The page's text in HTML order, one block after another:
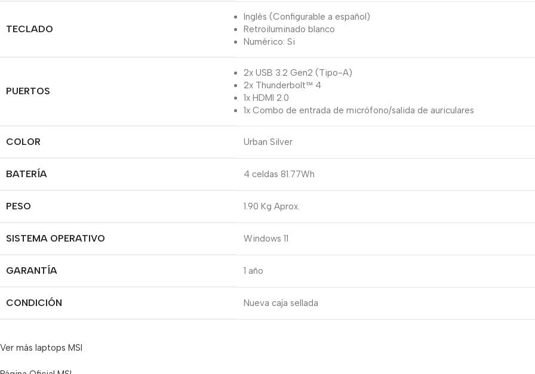
TECLADO
Inglés (Configurable a español)
Retroiluminado blanco
Numérico: Si
PUERTOS
2x USB 3.2 Gen2 (Tipo-A)
2x Thunderbolt™ 4
1x HDMI 2.0
1x Combo de entrada de micrófono/salida de auriculares
COLOR Urban Silver
BATERÍA 4 celdas 81.77Wh
PESO 1.90 Kg Aprox.
SISTEMA OPERATIVO Windows 11
GARANTÍA 1 año
CONDICIÓN Nueva caja sellada
Ver más laptops MSI